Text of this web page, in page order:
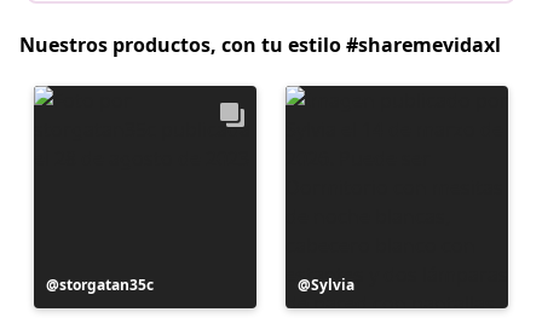
Nuestros productos, con tu estilo #sharemevidaxl
Publicación
realizada
storgatan35c
Publicación
realizada
Sylvia